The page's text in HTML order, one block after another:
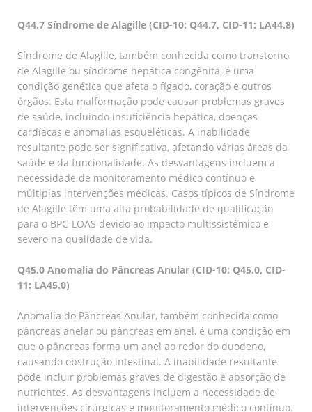
Q44.7 Síndrome de Alagille (CID-10: Q44.7, CID-11: LA44.8)
Síndrome de Alagille, também conhecida como transtorno
de Alagille ou síndrome hepática congênita, é uma
condição genética que afeta o fígado, coração e outros
órgãos. Esta malformação pode causar problemas graves
de saúde, incluindo insuficiência hepática, doenças
cardíacas e anomalias esqueléticas. A inabilidade
resultante pode ser significativa, afetando várias áreas da
saúde e da funcionalidade. As desvantagens incluem a
necessidade de monitoramento médico contínuo e
múltiplas intervenções médicas. Casos típicos de Síndrome
de Alagille têm uma alta probabilidade de qualificação
para o BPC-LOAS devido ao impacto multissistêmico e
severo na qualidade de vida.
Q45.0 Anomalia do Pâncreas Anular (CID-10: Q45.0, CID-
11: LA45.0)
Anomalia do Pâncreas Anular, também conhecida como
pâncreas anelar ou pâncreas em anel, é uma condição em
que o pâncreas forma um anel ao redor do duodeno,
causando obstrução intestinal. A inabilidade resultante
pode incluir problemas graves de digestão e absorção de
nutrientes. As desvantagens incluem a necessidade de
intervenções cirúrgicas e monitoramento médico contínuo.